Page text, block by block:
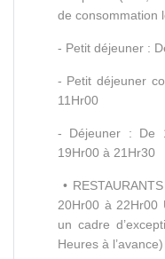
de consommation
- Petit déjeuner :
- Petit déjeuner
11Hr00
- Déjeuner : De
19Hr00 à 21Hr30
•
20Hr00 à 22Hr00
un cadre
Heures à l’avance)